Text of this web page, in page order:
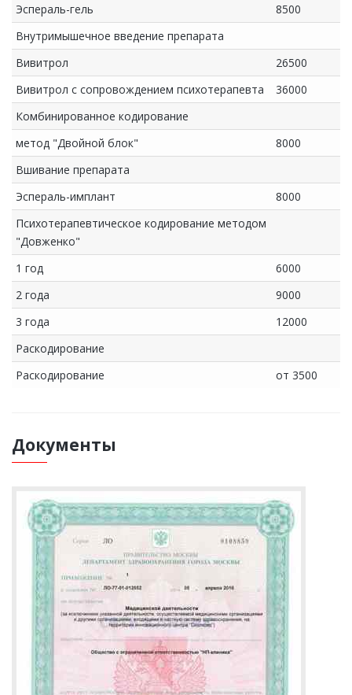
Эспераль-гель
8500
Внутримышечное введение препарата
Вивитрол
26500
Вивитрол с сопровождением психотерапевта
36000
Комбинированное кодирование
метод "Двойной блок"
8000
Вшивание препарата
Эспераль-имплант
8000
Психотерапевтическое кодирование методом
"Довженко"
1 год
6000
2 года
9000
3 года
12000
Раскодирование
Раскодирование
от 3500
Документы